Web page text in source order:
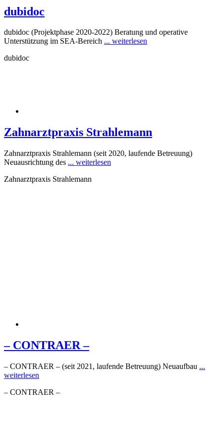
dubidoc
dubidoc (Projektphase 2020-2022) Beratung und operative
Unterstützung im SEA-Bereich ... weiterlesen
dubidoc
Zahnarztpraxis Strahlemann
Zahnarztpraxis Strahlemann (seit 2020, laufende Betreuung)
Neuausrichtung des ... weiterlesen
Zahnarztpraxis Strahlemann
– CONTRAER –
– CONTRAER – (seit 2021, laufende Betreuung) Neuaufbau ...
weiterlesen
– CONTRAER –